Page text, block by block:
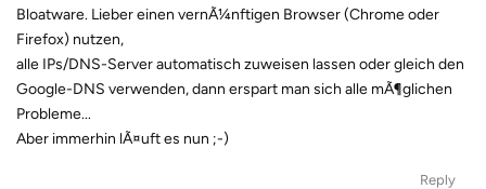
Bloatware. Lieber einen vernÃ¼nftigen Browser (Chrome oder
Firefox) nutzen,
alle IPs/DNS-Server automatisch zuweisen lassen oder gleich den
Google-DNS verwenden, dann erspart man sich alle mÃ¶glichen
Probleme...
Aber immerhin lÃ¤uft es nun ;-)
Reply